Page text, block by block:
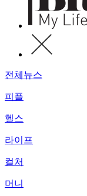
전체뉴스
피플
헬스
라이프
컬처
머니